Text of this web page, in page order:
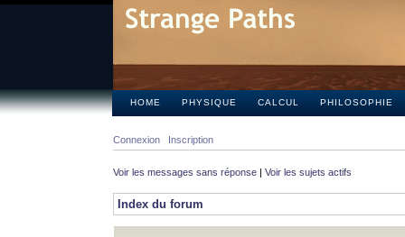
HOME PHYSIQUE CALCUL PHILOSOPHIE
Connexion Inscription
Voir les messages sans réponse | Voir les sujets actifs
Index du forum